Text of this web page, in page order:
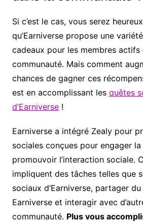
Si c’est le cas, vous serez
qu’Earniverse propose une
cadeaux pour les membres actifs
communauté. Mais comment
chances de gagner ces
est en accomplissant les quêtes
d’Earniverse!
Earniverse a intégré Zealy pour
sociales conçues pour engager
promouvoir l’interaction sociale.
impliquent des tâches telles que
sociaux d’Earniverse, partager
Earniverse et interagir avec
communauté. Plus vous